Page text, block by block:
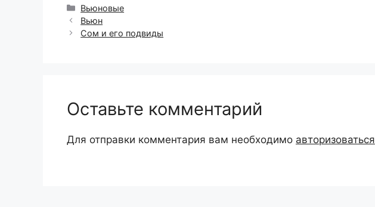
Рубрики
Вьюновые
Вьюн
Сом и его подвиды
Оставьте комментарий
Для отправки комментария вам необходимо авторизоваться